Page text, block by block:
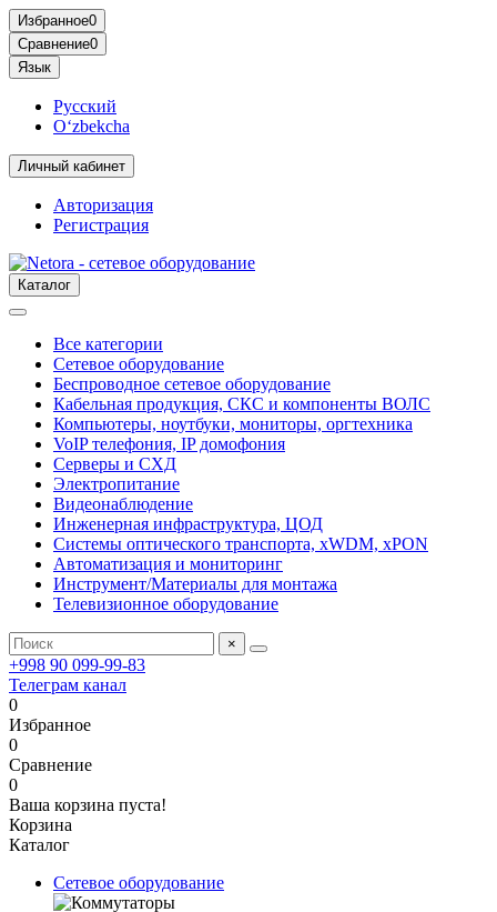
Избранное0
Сравнение0
Язык
Русский
O‘zbekcha
Личный кабинет
Авторизация
Регистрация
Каталог
Все категории
Сетевое оборудование
Беспроводное сетевое оборудование
Кабельная продукция, СКС и компоненты ВОЛС
Компьютеры, ноутбуки, мониторы, оргтехника
VoIP телефония, IP домофония
Серверы и СХД
Электропитание
Видеонаблюдение
Инженерная инфраструктура, ЦОД
Системы оптического транспорта, xWDM, xPON
Автоматизация и мониторинг
Инструмент/Материалы для монтажа
Телевизионное оборудование
×
+998 90 099-99-83
Телеграм канал
0
Избранное
0
Сравнение
0
Ваша корзина пуста!
Корзина
Каталог
Сетевое оборудование